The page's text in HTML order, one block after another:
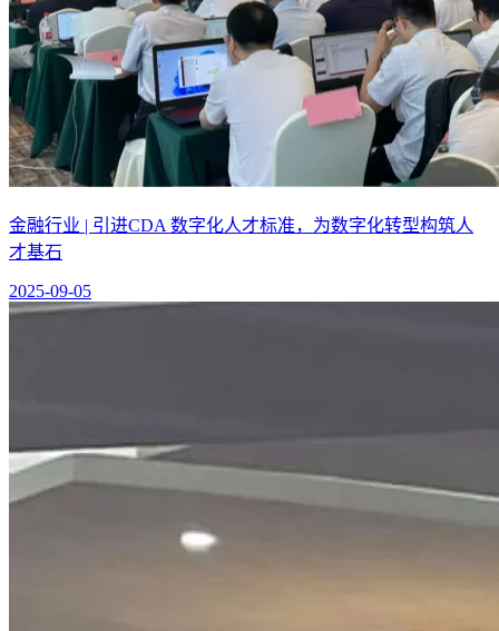
金融行业 | 引进CDA 数字化人才标准，为数字化转型构筑人
才基石
2025-09-05